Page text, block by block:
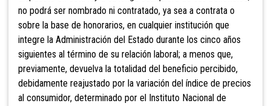
no podrá ser nombrado ni contratado, ya sea a contrata o
sobre la base de honorarios, en cualquier institución que
integre la Administración del Estado durante los cinco años
siguientes al término de su relación laboral; a menos que,
previamente, devuelva la totalidad del beneficio percibido,
debidamente reajustado por la variación del índice de precios
al consumidor, determinado por el Instituto Nacional de